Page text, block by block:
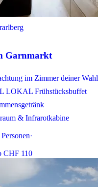
Garnmarkt
im Zimmer deiner Wahl
LOKAL Frühstücksbuffet
& Infrarotkabine
Personen·
CHF 110